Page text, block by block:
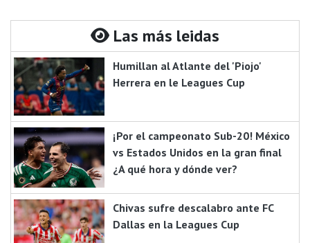
Las más leidas
Humillan al Atlante del 'Piojo'
Herrera en le Leagues Cup
¡Por el campeonato Sub-20! México
vs Estados Unidos en la gran final
¿A qué hora y dónde ver?
Chivas sufre descalabro ante FC
Dallas en la Leagues Cup